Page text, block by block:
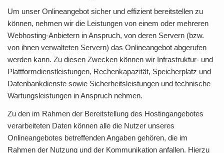
Um unser Onlineangebot sicher und effizient bereitstellen zu
können, nehmen wir die Leistungen von einem oder mehreren
Webhosting-Anbietern in Anspruch, von deren Servern (bzw.
von ihnen verwalteten Servern) das Onlineangebot abgerufen
werden kann. Zu diesen Zwecken können wir Infrastruktur- und
Plattformdienstleistungen, Rechenkapazität, Speicherplatz und
Datenbankdienste sowie Sicherheitsleistungen und technische
Wartungsleistungen in Anspruch nehmen.
Zu den im Rahmen der Bereitstellung des Hostingangebotes
verarbeiteten Daten können alle die Nutzer unseres
Onlineangebotes betreffenden Angaben gehören, die im
Rahmen der Nutzung und der Kommunikation anfallen. Hierzu